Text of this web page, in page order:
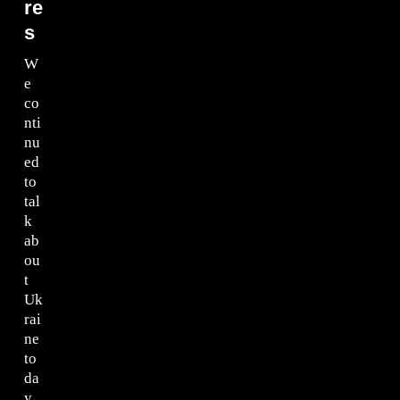
re
s
W
e
co
nti
nu
ed
to
tal
k
ab
ou
t
Uk
rai
ne
to
da